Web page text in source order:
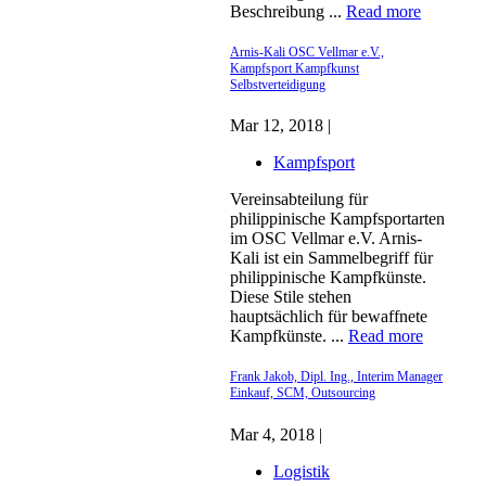
Beschreibung ... Read more
Arnis-Kali OSC Vellmar e.V.,
Kampfsport Kampfkunst
Selbstverteidigung
Mar 12, 2018 |
Kampfsport
Vereinsabteilung für
philippinische Kampfsportarten
im OSC Vellmar e.V. Arnis-
Kali ist ein Sammelbegriff für
philippinische Kampfkünste.
Diese Stile stehen
hauptsächlich für bewaffnete
Kampfkünste. ... Read more
Frank Jakob, Dipl. Ing., Interim Manager
Einkauf, SCM, Outsourcing
Mar 4, 2018 |
Logistik